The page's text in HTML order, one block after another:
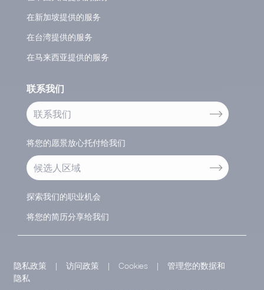
在新加坡提供的服务
在台湾提供的服务
在马来西亚提供的服务
联系我们
联系我们
将您的愿景放心托付给我们
候选人区域
探索我们的职业机会
将您的简历分享给我们
隐私政策 | 访问政策 | Cookies |
管理您的数据和
隐私